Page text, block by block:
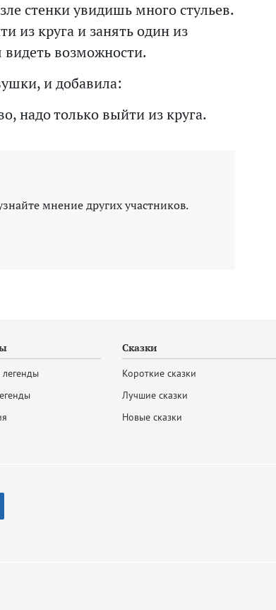
стенки увидишь много стульев.
из круга и занять один из
видеть возможности.
и добавила:
надо только выйти из круга.
мнение других участников.
Сказки
Короткие сказки
Лучшие сказки
Новые сказки